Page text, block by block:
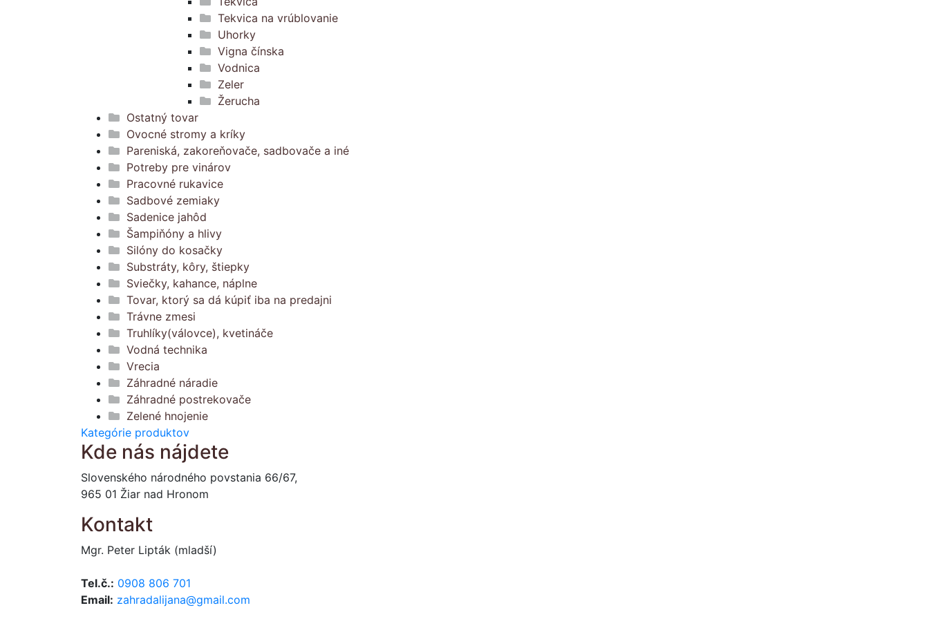
Tekvica na vrúblovanie
Uhorky
Vigna čínska
Vodnica
Zeler
Žerucha
Ostatný tovar
Ovocné stromy a kríky
Pareniská, zakoreňovače, sadbovače a iné
Potreby pre vinárov
Pracovné rukavice
Sadbové zemiaky
Sadenice jahôd
Šampiňóny a hlivy
Silóny do kosačky
Substráty, kôry, štiepky
Sviečky, kahance, náplne
Tovar, ktorý sa dá kúpiť iba na predajni
Trávne zmesi
Truhlíky(válovce), kvetináče
Vodná technika
Vrecia
Záhradné náradie
Záhradné postrekovače
Zelené hnojenie
Kategórie produktov
Kde nás nájdete
Slovenského národného povstania 66/67,
965 01 Žiar nad Hronom
Kontakt
Mgr. Peter Lipták (mladší)
Tel.č.: 0908 806 701
Email: zahradalijana@gmail.com